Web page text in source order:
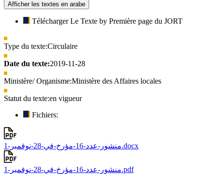
Afficher les textes en arabe
Télécharger Le Texte by Première page du JORT
Type du texte:Circulaire
Date du texte:2019-11-28
Ministère/ Organisme:Ministère des Affaires locales
Statut du texte:en vigueur
Fichiers:
منشور-عدد-16-مؤرخ-في-28-نوفمبر-1.docx
منشور-عدد-16-مؤرخ-في-28-نوفمبر-1.pdf